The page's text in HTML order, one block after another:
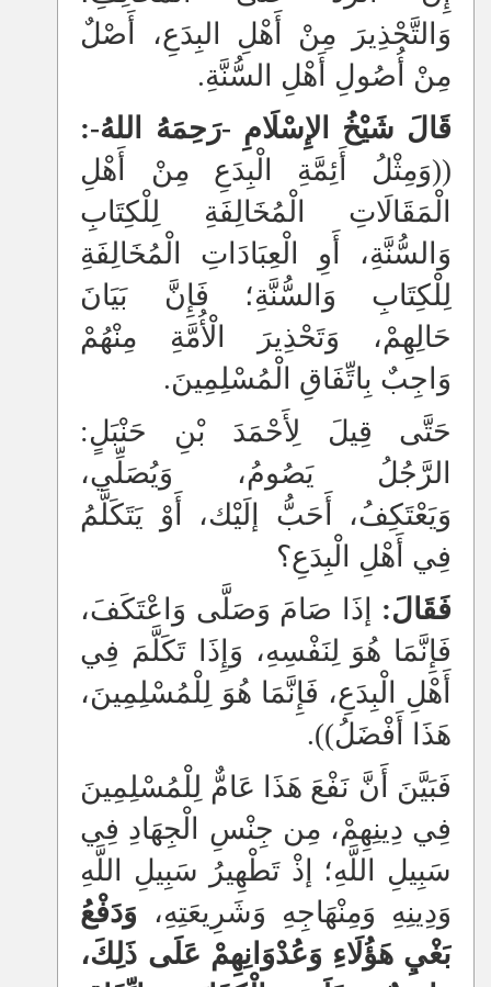
وَالتَّحْذِيرَ مِنْ أَهْلِ البِدَعِ، أَصْلٌ
مِنْ أُصُولِ أَهْلِ السُّنَّةِ.
قَالَ شَيْخُ الإِسْلَامِ -رَحِمَهُ اللهُ-:
((وَمِثْلُ أَئِمَّةِ الْبِدَعِ مِنْ أَهْلِ
الْمَقَالَاتِ الْمُخَالِفَةِ لِلْكِتَابِ
وَالسُّنَّةِ، أَوِ الْعِبَادَاتِ الْمُخَالِفَةِ
لِلْكِتَابِ وَالسُّنَّةِ؛ فَإِنَّ بَيَانَ
حَالِهِمْ، وَتَحْذِيرَ الْأُمَّةِ مِنْهُمْ
وَاجِبٌ بِاتِّفَاقِ الْمُسْلِمِينَ.
حَتَّى قِيلَ لِأَحْمَدَ بْنِ حَنْبَلٍ:
الرَّجُلُ يَصُومُ، وَيُصَلِّي،
وَيَعْتَكِفُ، أَحَبُّ إلَيْك، أَوْ يَتَكَلَّمُ
فِي أَهْلِ الْبِدَعِ؟
فَقَالَ: إذَا صَامَ وَصَلَّى وَاعْتَكَفَ،
فَإِنَّمَا هُوَ لِنَفْسِهِ، وَإِذَا تَكَلَّمَ فِي
أَهْلِ الْبِدَعِ، فَإِنَّمَا هُوَ لِلْمُسْلِمِينَ،
هَذَا أَفْضَلُ)).
فَبَيَّنَ أَنَّ نَفْعَ هَذَا عَامٌّ لِلْمُسْلِمِينَ
فِي دِينِهِمْ، مِن جِنْسِ الْجِهَادِ فِي
سَبِيلِ اللَّهِ؛ إذْ تَطْهِيرُ سَبِيلِ اللَّهِ
وَدِينِهِ وَمِنْهَاجِهِ وَشَرِيعَتِهِ، وَدَفْعُ
بَغْيِ هَؤُلَاءِ وَعُدْوَانِهِمْ عَلَى ذَلِكَ،